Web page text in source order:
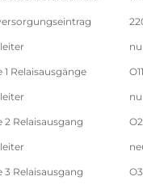
1 Relaisausgänge
2 Relaisausgang
3 Relaisausgang